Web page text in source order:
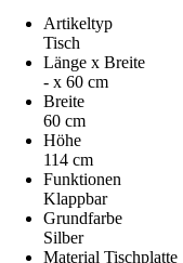
Artikeltyp
Tisch
Länge x Breite
- x 60 cm
Breite
60 cm
Höhe
114 cm
Funktionen
Klappbar
Grundfarbe
Silber
Material Tischplatte